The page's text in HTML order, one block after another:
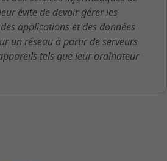
évite de devoir gérer les
applications et des données
un réseau à partir de serveurs
tels que leur ordinateur